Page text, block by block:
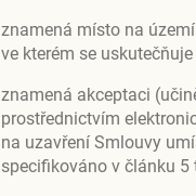
­­znamená místo na
ve kterém se
znamená akceptaci
prostřednictvím
na uzavření Smlouvy
specifikováno v článku 5